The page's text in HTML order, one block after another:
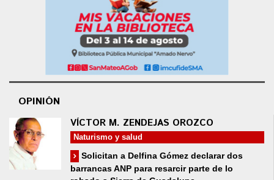
OPINIÓN
VÍCTOR M. ZENDEJAS OROZCO
Naturismo y salud
Solicitan a Delfina Gómez declarar dos
barrancas ANP para resarcir parte de lo